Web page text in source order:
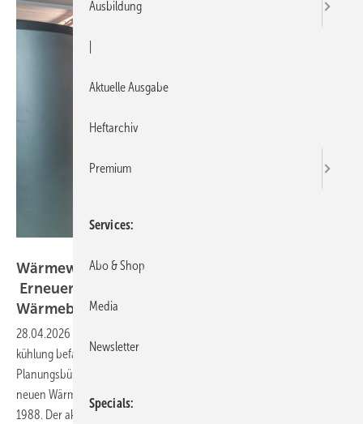
Wä rmewände in der Praxis (Teil 5) –
Erneuerung der
Wärmebereitstellung/-erzeugung
28.04.2026
kühlung befasste sich Frank Hartmann, Geschäftsführer eines
Planungsbüros und eines Handwerksbetriebs, mit der Umsetzung der
neuen Wärmeübergabe im Erdgeschoss eines Einfamilienhauses von
1988. Der aktuelle Teil gibt Einblicke in die Demontage der
Ausbildung
Aktuelle Ausgabe
Heftarchiv
Premium
Services
Abo & Shop
Media
Newsletter
Specials